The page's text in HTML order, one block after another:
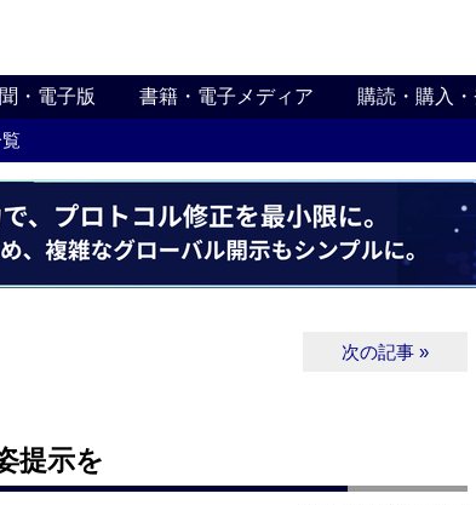
・電子版 書籍・電子メディア 購読・購入
次の記事 »
提示を